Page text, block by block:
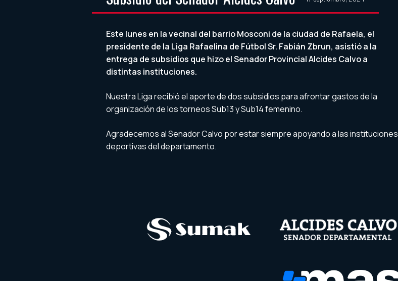
Este lunes en la vecinal del barrio Mosconi de la ciudad de Rafaela, el
presidente de la Liga Rafaelina de Fútbol Sr. Fabián Zbrun, asistió a la
entrega de subsidios que hizo el Senador Provincial Alcides Calvo a
distintas instituciones.
Nuestra Liga recibió el aporte de dos subsidios para afrontar gastos de la
organización de los torneos Sub13 y Sub14 femenino.
Agradecemos al Senador Calvo por estar siempre apoyando a las instituciones
deportivas del departamento.